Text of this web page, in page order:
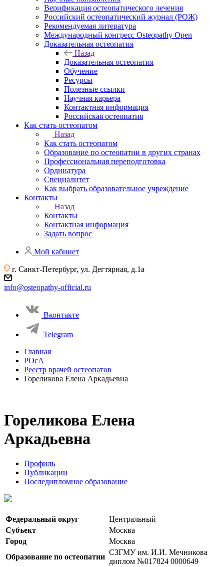
Верификация остеопатического лечения
Российский остеопатический журнал (РОЖ)
Рекомендуемая литература
Международный конгресс Osteopathy Open
Доказательная остеопатия
Назад
Доказательная остеопатия
Обучение
Ресурсы
Полезные ссылки
Научная карьера
Контактная информация
Российская остеопатия
Как стать остеопатом
Назад
Как стать остеопатом
Образование по остеопатии в других странах
Профессиональная переподготовка
Ординатура
Специалитет
Как выбрать образовательное учреждение
Контакты
Назад
Контакты
Контактная информация
Задать вопрос
Мой кабинет
г. Санкт-Петербург, ул. Дегтярная, д.1а
info@osteopathy-official.ru
Вконтакте
Telegram
Главная
РОсА
Реестр врачей остеопатов
Гореликова Елена Аркадьевна
Гореликова Елена
Аркадьевна
Профиль
Публикации
Последипломное образование
Федеральный округ
Центральный
Субъект
Москва
Город
Москва
Образование по остеопатии
СЗГМУ им. И.И. Мечникова
диплом №017824 0000649